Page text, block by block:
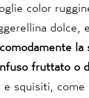
color
dolce,
la
fruttato o
e squisiti, come